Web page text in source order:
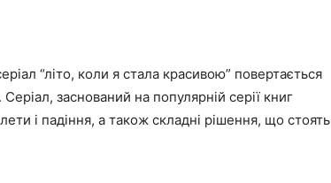
“літо, коли я стала красивою” повертається
заснований на популярній серії книг
і падіння, а також складні рішення, що стоять